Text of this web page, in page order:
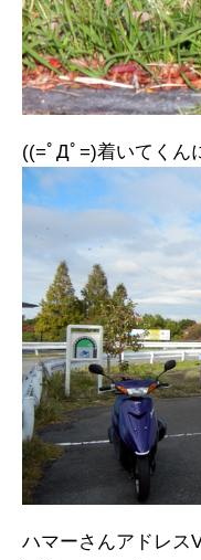
((=ﾟДﾟ=)着いてくん
ハマーさんアドレ